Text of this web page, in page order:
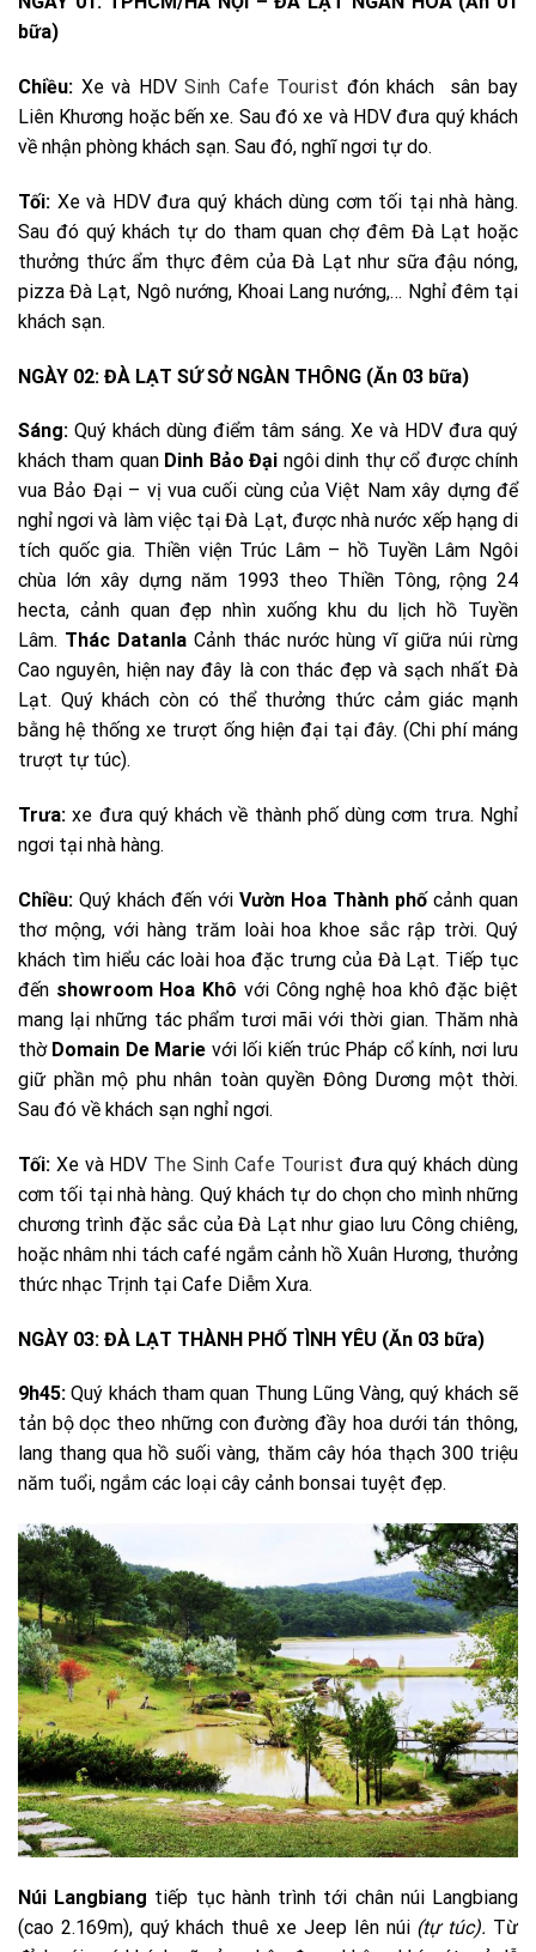
bữa)
Chiều: Xe và HDVSinh Cafe Tourist đón khách sân bay
Liên Khương hoặc bến xe. Sau đó xe và HDV đưa quý khách
về nhận phòng khách sạn. Sau đó, nghĩ ngơi tự do.
Tối: Xe và HDV đưa quý khách dùng cơm tối tại nhà hàng.
Sau đó quý khách tự do tham quan chợ đêm Đà Lạt hoặc
thưởng thức ẩm thực đêm của Đà Lạt như sữa đậu nóng,
pizza Đà Lạt, Ngô nướng, Khoai Lang nướng,… Nghỉ đêm tại
khách sạn.
NGÀY 02: ĐÀ LẠT SỨ SỞ NGÀN THÔNG (Ăn 03 bữa)
Sáng: Quý khách dùng điểm tâm sáng. Xe và HDV đưa quý
khách tham quan Dinh Bảo Đại ngôi dinh thự cổ được chính
vua Bảo Đại – vị vua cuối cùng của Việt Nam xây dựng để
nghỉ ngơi và làm việc tại Đà Lạt, được nhà nước xếp hạng di
tích quốc gia. Thiền viện Trúc Lâm – hồ Tuyền Lâm Ngôi
chùa lớn xây dựng năm 1993 theo Thiền Tông, rộng 24
hecta, cảnh quan đẹp nhìn xuống khu du lịch hồ Tuyền
Lâm. Thác Datanla Cảnh thác nước hùng vĩ giữa núi rừng
Cao nguyên, hiện nay đây là con thác đẹp và sạch nhất Đà
Lạt. Quý khách còn có thể thưởng thức cảm giác mạnh
bằng hệ thống xe trượt ống hiện đại tại đây. (Chi phí máng
trượt tự túc).
Trưa: xe đưa quý khách về thành phố dùng cơm trưa. Nghỉ
ngơi tại nhà hàng.
Chiều: Quý khách đến với Vườn Hoa Thành phố cảnh quan
thơ mộng, với hàng trăm loài hoa khoe sắc rập trời. Quý
khách tìm hiểu các loài hoa đặc trưng của Đà Lạt. Tiếp tục
đến showroom Hoa Khô với Công nghệ hoa khô đặc biệt
mang lại những tác phẩm tươi mãi với thời gian. Thăm nhà
thờ Domain De Marie với lối kiến trúc Pháp cổ kính, nơi lưu
giữ phần mộ phu nhân toàn quyền Đông Dương một thời.
Sau đó về khách sạn nghỉ ngơi.
Tối: Xe và HDV The Sinh Cafe Tourist đưa quý khách dùng
cơm tối tại nhà hàng. Quý khách tự do chọn cho mình những
chương trình đặc sắc của Đà Lạt như giao lưu Công chiêng,
hoặc nhâm nhi tách café ngắm cảnh hồ Xuân Hương, thưởng
thức nhạc Trịnh tại Cafe Diễm Xưa.
NGÀY 03: ĐÀ LẠT THÀNH PHỐ TÌNH YÊU (Ăn 03 bữa)
9h45: Quý khách tham quan Thung Lũng Vàng, quý khách sẽ
tản bộ dọc theo những con đường đầy hoa dưới tán thông,
lang thang qua hồ suối vàng, thăm cây hóa thạch 300 triệu
năm tuổi, ngắm các loại cây cảnh bonsai tuyệt đẹp.
Núi Langbiang tiếp tục hành trình tới chân núi Langbiang
(cao 2.169m), quý khách thuê xe Jeep lên núi (tự túc). Từ